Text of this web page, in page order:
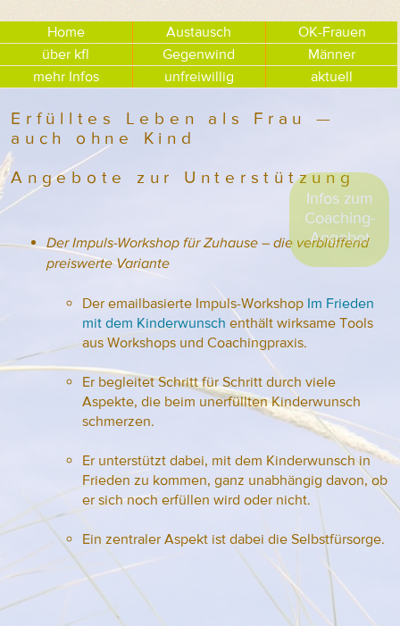
Home Austausch
OK-Frauen
über kfl
Gegenwind
Männer
mehr Infos
unfreiwillig aktuell
Erfülltes Leben als Frau —
auch ohne Kind
Angebote zur Unterstützung
Infos zum
Coaching-
Angebot
Der Impuls-Workshop für Zuhause – die verblüffend
preiswerte Variante
Der emailbasierte Impuls-Workshop Im Frieden
mit dem Kinderwunsch enthält wirksame Tools
aus Workshops und Coachingpraxis.
Er begleitet Schritt für Schritt durch viele
Aspekte, die beim unerfüllten Kinderwunsch
schmerzen.
Er unterstützt dabei, mit dem Kinderwunsch in
Frieden zu kommen, ganz unabhängig davon, ob
er sich noch erfüllen wird oder nicht.
Ein zentraler Aspekt ist dabei die Selbstfürsorge.